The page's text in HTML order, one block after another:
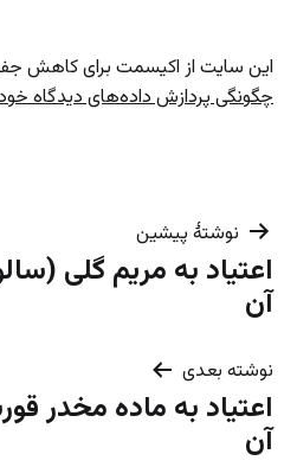
این سایت از اکیسمت برای کاهش
چگونگی پردازش داده‌های دیدگاه
راهبری
نوشته
نوشتهٔ پیشین
اعتیاد به مریم گلی
آن
نوشته بعدی
اعتیاد به ماده مخدر
آن